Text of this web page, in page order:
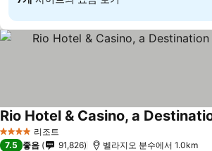
4 성급 리조트
요금 보기
7.5 좋음 91,826 벨라지오 분수에서 1.0km